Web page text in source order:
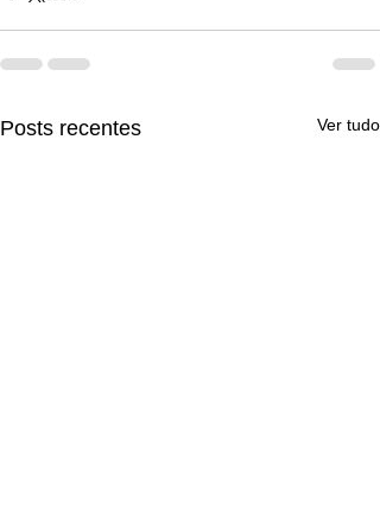
Posts recentes Ver tudo